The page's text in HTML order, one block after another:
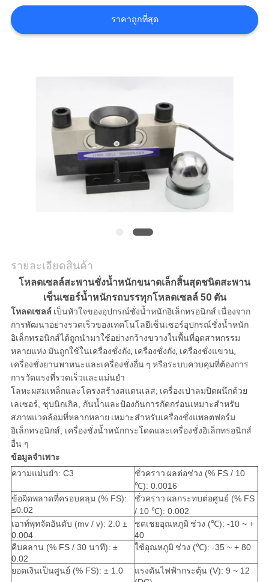
ขอ
เว็บไซต์
ความ
เป็น
ส่วน
ตัว
ราคาถูกที่สุด
รายละเอียดสินค้า
โหลดเซลล์สะพานชั่งน้ำหนักขนาดเล็กสิ้นสุดชนิดสะพาน
เซ็นเซอร์น้ำหนักรถบรรทุกโหลดเซลล์ 50 ตัน
โหลดเซลล์ เป็นหัวใจของอุปกรณ์ชั่งน้ำหนักอิเล็กทรอนิกส์ เนื่องจาก
การพัฒนาอย่างรวดเร็วของเทคโนโลยีเซ็นเซอร์อุปกรณ์ชั่งน้ำหนัก
อิเล็กทรอนิกส์ได้ถูกนำมาใช้อย่างกว้างขวางในพื้นที่อุตสาหกรรม
หลายแห่ง มันถูกใช้ในเครื่องชั่งถัง, เครื่องชั่งถัง, เครื่องชั่งแขวน,
เครื่องชั่งยานพาหนะและเครื่องชั่งอื่น ๆ หรือระบบควบคุมที่ต้องการ
การวัดแรงที่รวดเร็วและแม่นยำ
โลหะผสมเหล็กและโครงสร้างสแตนเลส; เครื่องเป่าลมปิดผนึกด้วย
เลเซอร์, ชุบนิกเกิล, กันน้ำและป้องกันการกัดกร่อนเหมาะสำหรับ
สภาพแวดล้อมที่หลากหลาย เหมาะสำหรับเครื่องชั่งแพลตฟอร์ม
อิเล็กทรอนิกส์, เครื่องชั่งน้ำหนักกระโดดและเครื่องชั่งอิเล็กทรอนิกส์
อื่น ๆ
ข้อมูลจำเพาะ
ความแม่นยำ: C3
ชั่วคราว ผลต่อช่วง (% FS / 10
℃): 0.0016
ข้อผิดพลาดที่ครอบคลุม (% FS):
≤0.02
ชั่วคราว ผลกระทบต่อศูนย์ (% FS
/ 10 ℃): 0.002
เอาท์พุทจัดอันดับ (mv / v): 2.0 ±
0.004
ชดเชยอุณหภูมิ ช่วง (℃): -10 ~ +
40
คืบคลาน (% FS / 30 นาที): ±
0.02
ใช้อุณหภูมิ ช่วง (℃): -35 ~ + 80
ยอดเงินเป็นศูนย์ (% FS): ± 1.0
แรงดันไฟฟ้ากระตุ้น (V): 9 ~ 12